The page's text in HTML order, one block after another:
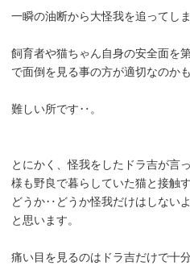
一瞬の油断から大怪我を追ってし
飼育者や猫ちゃん自身の安全面を
で面倒を見る事の方が適切なのか
難しい所です‥。
とにかく、怪我をしたドラ吉が言
様も野良で暮らしていた猫と接触
どうか‥どうか怪我だけはしない
と思います。
痛い目を見るのはドラ吉だけで十